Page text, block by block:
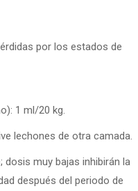
por los estados de
1 ml/20 kg.
lechones de otra camada.
dosis muy bajas inhibirán la
después del periodo de